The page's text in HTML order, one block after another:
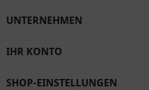
UNTERNEHMEN
IHR KONTO
SHOP-EINSTELLUNGEN